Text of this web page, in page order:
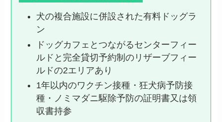
犬の複合施設に併設された有料ドッグラ
ン
ドッグカフェとつながるセンターフィー
ルドと完全貸切予約制のリザーブフィー
ルドの2エリアあり
1年以内のワクチン接種・狂犬病予防接
種・ノミマダニ駆除予防の証明書又は領
収書持参